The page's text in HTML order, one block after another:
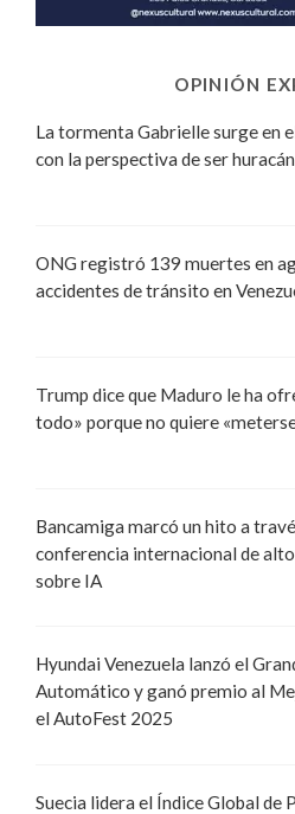
OPINIÓN
La tormenta Gabrielle surge en
con la perspectiva de ser huracán
ONG registró 139 muertes en
accidentes de tránsito en
Trump dice que Maduro le ha
todo» porque no quiere
Bancamiga marcó un hito a
conferencia internacional de
sobre IA
Hyundai Venezuela lanzó el
Automático y ganó premio al
el AutoFest 2025
Suecia lidera el Índice Global de